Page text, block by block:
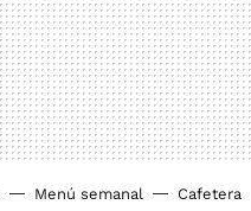
Menú semanal Cafetera